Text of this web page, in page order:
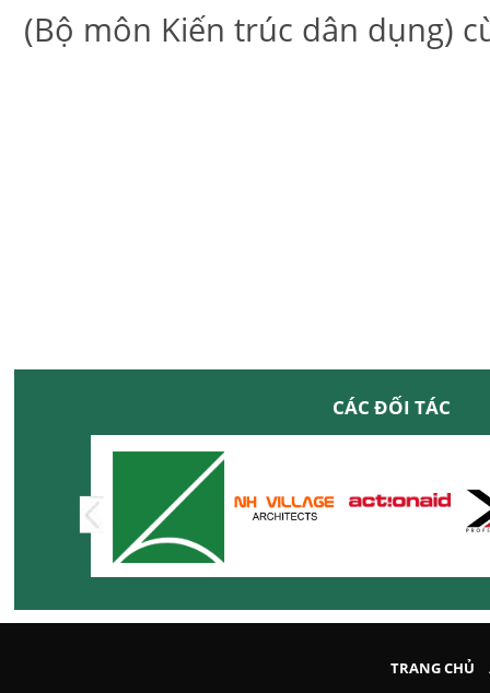
(Bộ môn Kiến trúc dân dụng)
CÁC ĐỐI TÁC
TRANG CHỦ